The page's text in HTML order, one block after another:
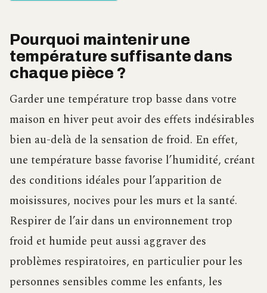
Pourquoi maintenir une
température suffisante dans
chaque pièce ?
Garder une température trop basse dans votre
maison en hiver peut avoir des effets indésirables
bien au-delà de la sensation de froid. En effet,
une température basse favorise l’humidité, créant
des conditions idéales pour l’apparition de
moisissures, nocives pour les murs et la santé.
Respirer de l’air dans un environnement trop
froid et humide peut aussi aggraver des
problèmes respiratoires, en particulier pour les
personnes sensibles comme les enfants, les